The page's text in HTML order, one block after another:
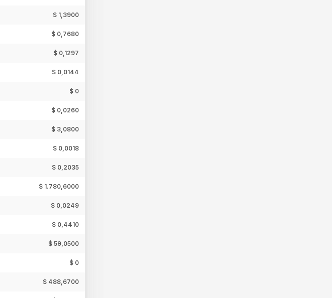
$ 1,3900
$ 0,7680
$ 0,1297
$ 0,0144
$ 0
$ 0,0260
$ 3,0800
$ 0,0018
$ 0,2035
$ 1.780,6000
$ 0,0249
$ 0,4410
$ 59,0500
$ 0
$ 488,6700